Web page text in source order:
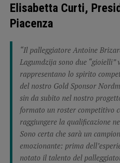
Elisabetta Curti,
Piacenza
“Il palleggiatore Antoine
Lagumdzija sono due “gioielli”
rappresentano lo spirito
del nostro Gold Sponsor
sin da subito nel nostro
formato un roster competitivo
raggiungere la qualificazione
Sono certa che sarà un
emozionante: prima
notato il talento del